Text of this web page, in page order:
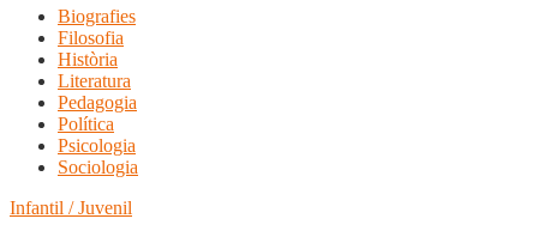
Biografies
Filosofia
Història
Literatura
Pedagogia
Política
Psicologia
Sociologia
Infantil / Juvenil